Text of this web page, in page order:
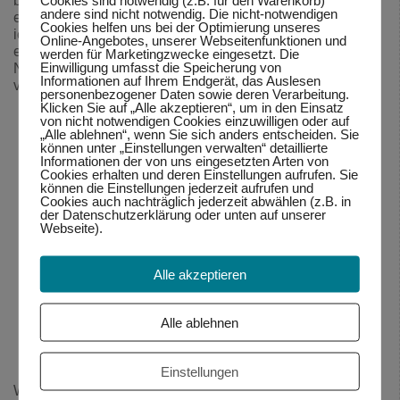
eigenen Stärke gestoßen. Seit diesem Zeitpunkt konnte
ich das bekannte Zitat von Marianne Williamson tiefer
erfahren (aus dem Buch "Rückkehr zur Liebe", zitiert von
Nelson Mandela in seiner Antrittsrede zum Präsidenten
von Südafrika im Jahre 1994):
Unsere größte Angst ist nicht, unzulänglich zu sein.
Unsere größte Angst ist, grenzenlos mächtig zu sein.
Unser Licht, nicht unsere Dunkelheit, ängstigt uns
am meisten.
Wir fragen uns: Wer bin ich denn, dass ich so brillant
sein soll?
Aber wer bist du, es nicht zu sein?
Du bist ein Kind Gottes.
Es dient der Welt nicht, wenn du dich klein machst.
Sich klein zu machen,
nur damit sich andere um dich herum nicht unsicher
fühlen,
hat nichts Erleuchtetes.
Wenn wir z.B. unsere Berufung verwirklichen, üben wir
andere sind nicht notwendig. Die nicht-notwendigen
Cookies helfen uns bei der Optimierung unseres
Online-Angebotes, unserer Webseitenfunktionen und
werden für Marketingzwecke eingesetzt. Die
Einwilligung umfasst die Speicherung von
Informationen auf Ihrem Endgerät, das Auslesen
personenbezogener Daten sowie deren Verarbeitung.
Klicken Sie auf „Alle akzeptieren“, um in den Einsatz
von nicht notwendigen Cookies einzuwilligen oder auf
„Alle ablehnen“, wenn Sie sich anders entscheiden. Sie
können unter „Einstellungen verwalten“ detaillierte
Informationen der von uns eingesetzten Arten von
Cookies erhalten und deren Einstellungen aufrufen. Sie
können die Einstellungen jederzeit aufrufen und
Cookies auch nachträglich jederzeit abwählen (z.B. in
der Datenschutzerklärung oder unten auf unserer
Webseite).
Alle akzeptieren
Alle ablehnen
Einstellungen